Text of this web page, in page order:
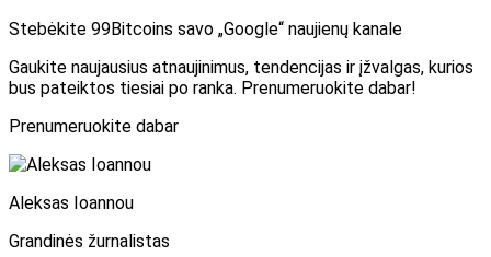
Stebėkite 99Bitcoins savo „Google“ naujienų kanale
Gaukite naujausius atnaujinimus, tendencijas ir įžvalgas, kurios
bus pateiktos tiesiai po ranka. Prenumeruokite dabar!
Prenumeruokite dabar
Aleksas Ioannou
Grandinės žurnalistas